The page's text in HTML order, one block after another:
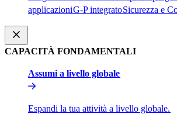
applicazioni​​G-P integrato​​Sicurezza e
CAPACITÀ FONDAMENTALI​​
Assumi a livello globale​​
Espandi la tua attività a livello globale.​​